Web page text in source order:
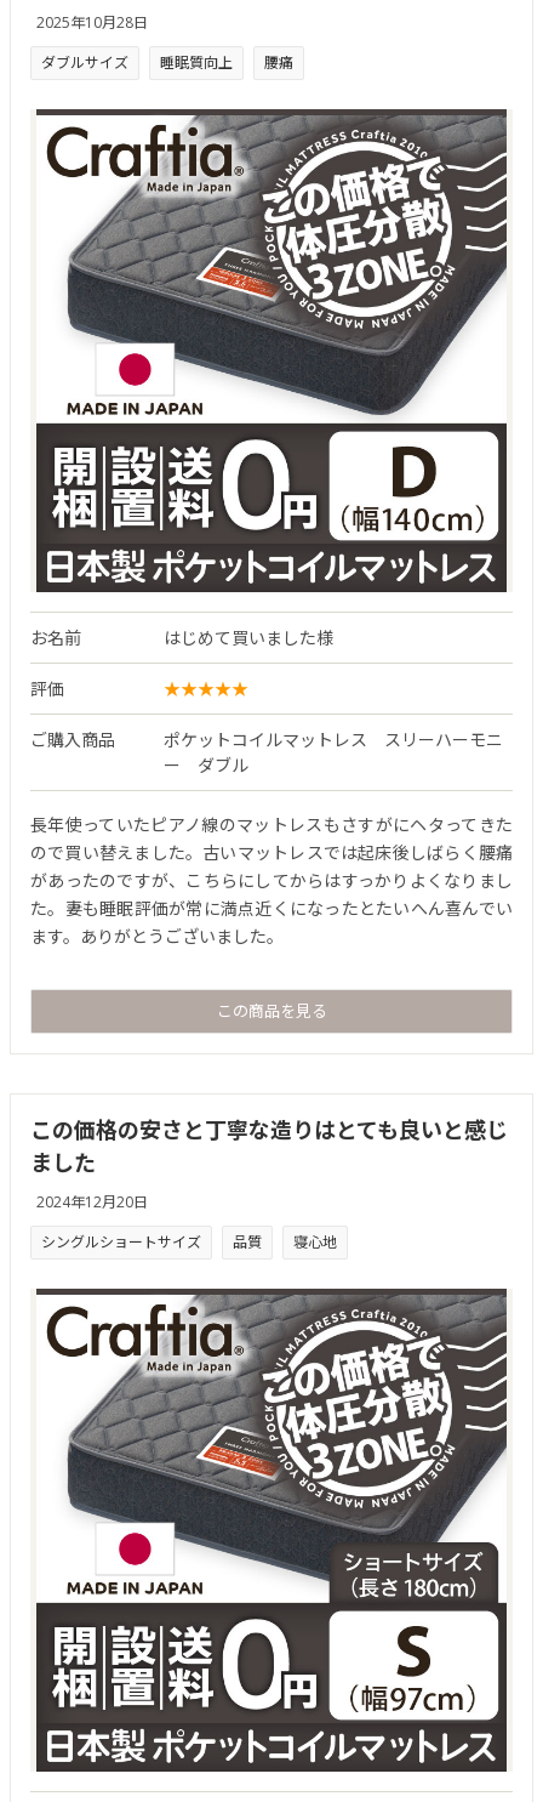
日本製ポケットコイルマットレス専門ストア Craftia | © 2009 - 2026
TODEO Co. Ltd.
2025年10月28日
ダブルサイズ
睡眠質向上 腰痛
お名前 はじめて買いました様
評価
ご購入商品
ポケットコイルマットレス スリーハーモニ
ー ダブル
長年使っていたピアノ線のマットレスもさすがにヘタってきた
ので買い替えました。古いマットレスでは起床後しばらく腰痛
があったのですが、こちらにしてからはすっかりよくなりまし
た。妻も睡眠評価が常に満点近くになったとたいへん喜んでい
ます。ありがとうございました。
この商品を見る
この価格の安さと丁寧な造りはとても良いと感じ
ました
2024年12月20日
シングルショートサイズ
品質 寝心地